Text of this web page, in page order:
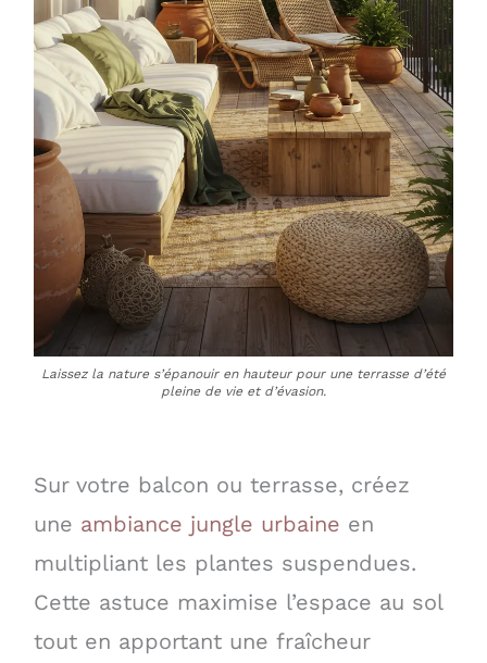
Laissez la nature s’épanouir en hauteur pour une terrasse d’été
pleine de vie et d’évasion.
Sur votre balcon ou terrasse, créez
une ambiance jungle urbaine en
multipliant les plantes suspendues.
Cette astuce maximise l’espace au sol
tout en apportant une fraîcheur